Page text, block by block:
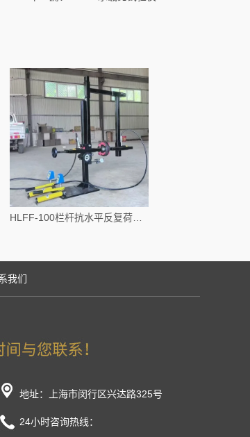
我们
地址：上海市闵行区兴达路325号
24小时咨询热线：